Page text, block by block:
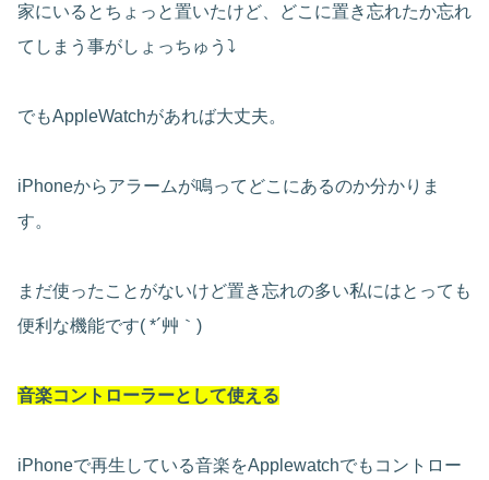
家にいるとちょっと置いたけど、どこに置き忘れたか忘れ
てしまう事がしょっちゅう⤵
でもAppleWatchがあれば大丈夫。
iPhoneからアラームが鳴ってどこにあるのか分かりま
す。
まだ使ったことがないけど置き忘れの多い私にはとっても
便利な機能です( *´艸｀)
音楽コントローラーとして使える
iPhoneで再生している音楽をApplewatchでもコントロー